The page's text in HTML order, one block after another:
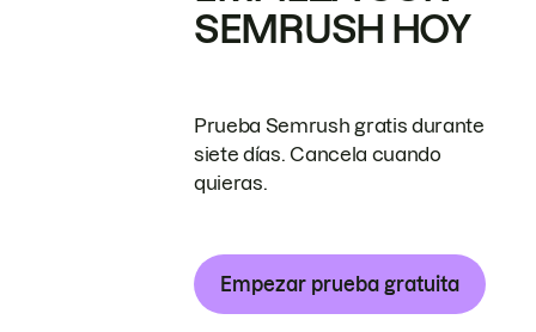
SEMRUSH HOY
Prueba Semrush gratis durante
siete días. Cancela cuando
quieras.
Empezar prueba gratuita